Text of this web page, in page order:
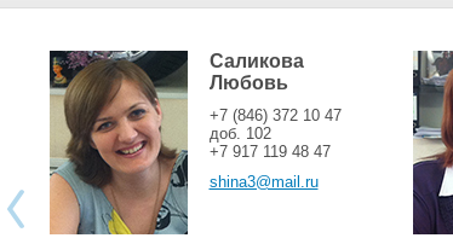
Саликова
Любовь
+7 (846) 372 10 47
доб. 102
+7 917 119 48 47
shina3@mail.ru